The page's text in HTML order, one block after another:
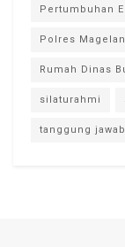
Pertumbuhan
Polres
Rumah Dinas
silaturahmi
tanggung